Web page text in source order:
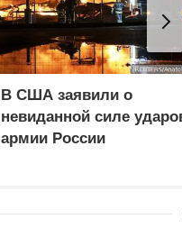
В США заявили о
невиданной силе
армии России